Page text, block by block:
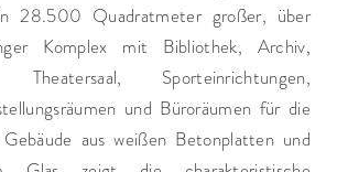
28.500 Quadratmeter großer, über
Komplex mit Bibliothek, Archiv,
Theatersaal, Sporteinrichtungen,
und Büroräumen für die
aus weißen Betonplatten und